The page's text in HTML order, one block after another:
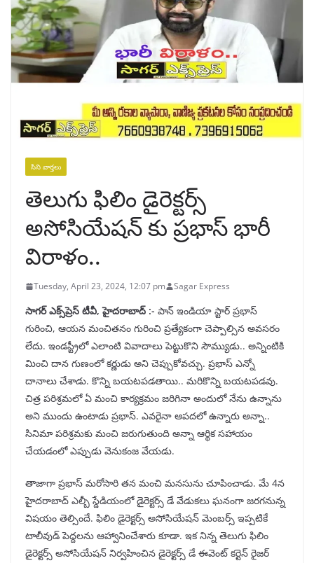
సిని వార్తలు
తెలుగు ఫిలిం డైరెక్టర్స్
అసోసియేషన్ కు ప్రభాస్ భారీ
విరాళం..
Tuesday, April 23, 2024, 12:07 pm Sagar Express
సాగర్ ఎక్స్‌ప్రెస్ టీవీ, హైదరాబాద్ :- పాన్ ఇండియా స్టార్ ప్రభాస్
గురించి, ఆయన మంచితనం గురించి ప్రత్యేకంగా చెప్పాల్సిన అవసరం
లేదు. ఇండస్ట్రీలో ఎలాంటి వివాదాలు పెట్టుకొని సౌమ్యుడు.. అన్నింటికి
మించి దాన గుణంలో కర్ణుడు అని చెప్పుకోవచ్చు. ప్రభాస్ ఎన్నో
దానాలు చేశాడు. కొన్ని బయటపడతాయి.. మరికొన్ని బయటపడవు.
చిత్ర పరిశ్రమలో ఏ మంచి కార్యక్రమం జరిగినా అందులో నేను ఉన్నాను
అని ముందు ఉంటాడు ప్రభాస్. ఎవరైనా ఆపదలో ఉన్నారు అన్నా..
సినిమా పరిశ్రమకు మంచి జరుగుతుంది అన్నా ఆర్థిక సహాయం
చేయడంలో ఎప్పుడు వెనుకంజ వేయడు.
తాజాగా ప్రభాస్ మరోసారి తన మంచి మనసును చూపించాడు. మే 4న
హైదరాబాద్ ఎల్బీ స్డేడియంలో డైరెక్టర్స్ డే వేడుకలు ఘనంగా జరగనున్న
విషయం తెల్సిందే. ఫిలిం డైరెక్టర్స్ అసోసియేషన్ మెంబర్స్ ఇప్పటికే
టాలీవుడ్ పెద్దలను ఆహ్వానించేశారు కూడా. ఇక నిన్న తెలుగు ఫిలిం
డైరెక్టర్స్ అసోసియేషన్ నిర్వహించిన డైరెక్టర్స్ డే ఈవెంట్ కర్టెన్ రైజర్